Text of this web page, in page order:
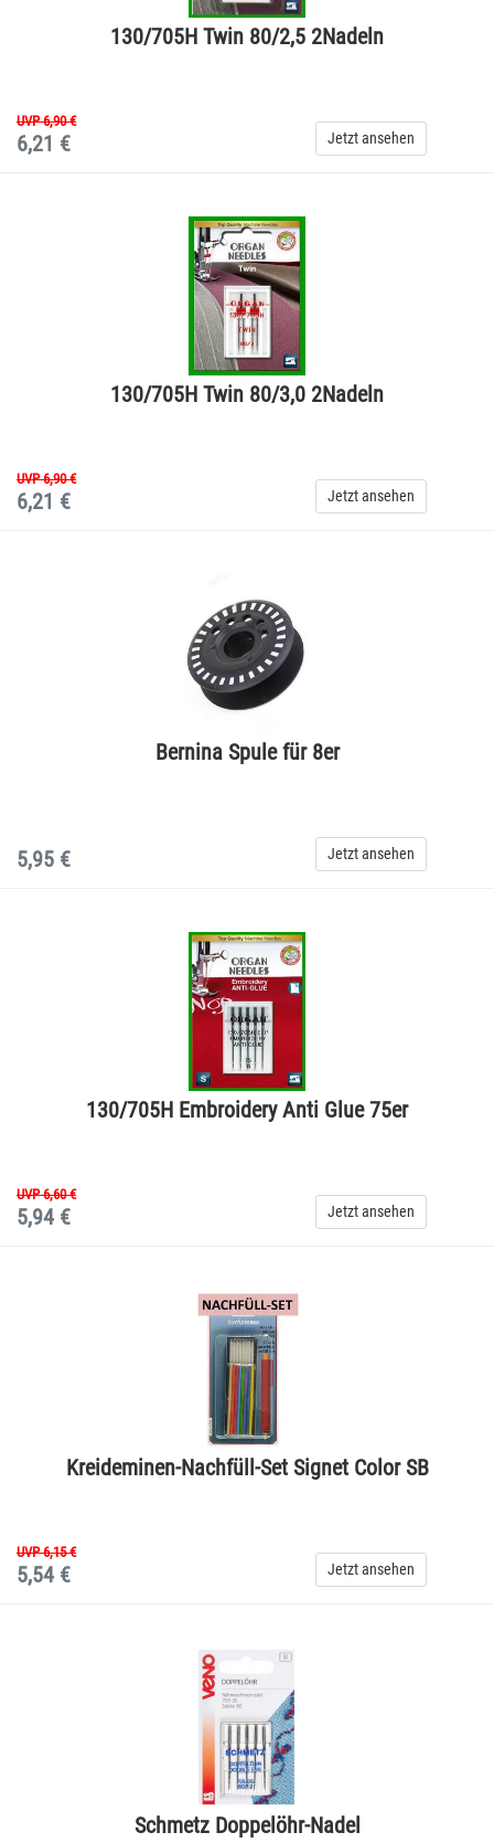
130/705H Twin 80/2,5 2Nadeln
UVP 6,90 €
6,21 € Jetzt ansehen
130/705H Twin 80/3,0 2Nadeln
UVP 6,90 €
6,21 € Jetzt ansehen
Bernina Spule für 8er
5,95 € Jetzt ansehen
130/705H Embroidery Anti Glue 75er
UVP 6,60 €
5,94 € Jetzt ansehen
Kreideminen-Nachfüll-Set Signet Color SB
UVP 6,15 €
5,54 € Jetzt ansehen
Schmetz Doppelöhr-Nadel